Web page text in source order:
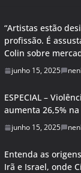
“Artistas estão
profissão. É
Colin sobre
junho 15, 2025
ESPECIAL –
aumenta 26,5%
junho 15, 2025
Entenda as
Irã e Israel, onde